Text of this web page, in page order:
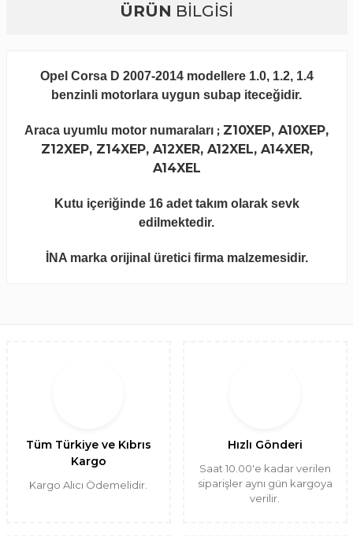
ÜRÜN BİLGİSİ
Opel Corsa D 2007-2014 modellere 1.0, 1.2, 1.4
benzinli motorlara uygun subap iteceğidir.
Araca uyumlu motor numaraları ; Z10XEP, A10XEP,
Z12XEP, Z14XEP, A12XER, A12XEL, A14XER,
A14XEL
Kutu içeriğinde 16 adet takım olarak sevk
edilmektedir.
İNA marka orijinal üretici firma malzemesidir.
Tüm Türkiye ve Kıbrıs
Kargo
Kargo Alıcı Ödemelidir.
Hızlı Gönderi
Saat 10.00'e kadar verilen
siparişler aynı gün kargoya
verilir.